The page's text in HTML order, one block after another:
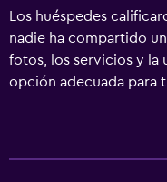
Los huéspedes
nadie ha compartido
fotos, los servicios y la
opción adecuada para